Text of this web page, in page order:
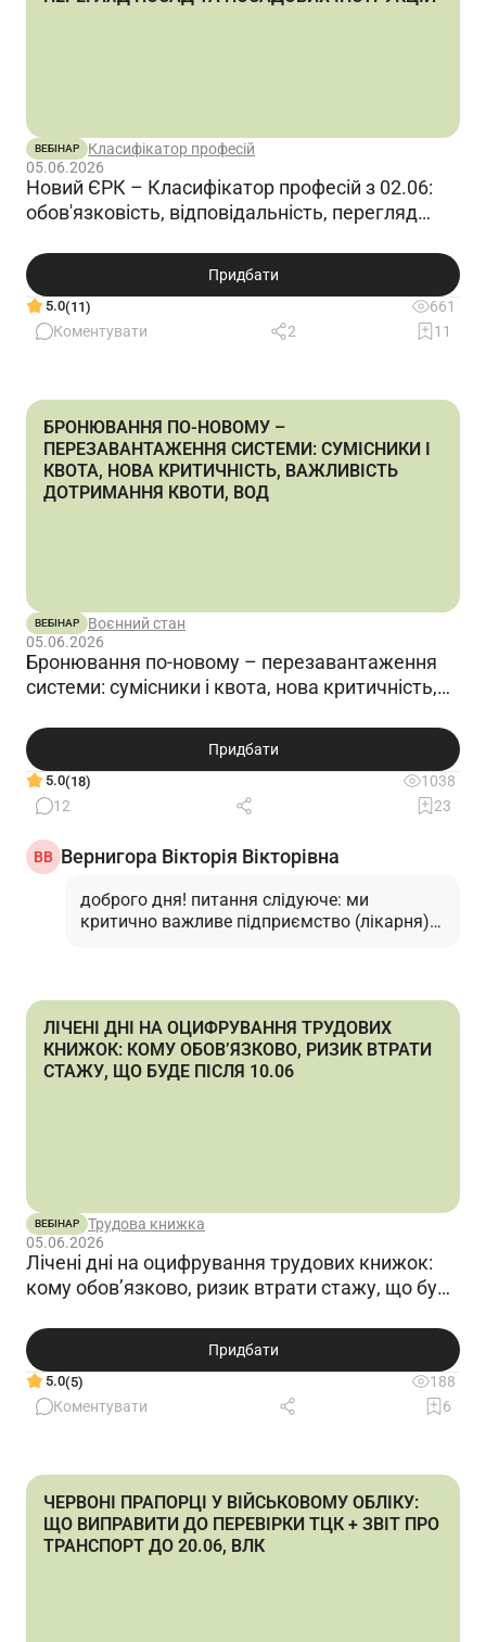
ВЕБІНАР
Класифікатор професій
05.06.2026
Новий ЄРК – Класифікатор професій з 02.06:
обов'язковість, відповідальність, перегляд
Придбати
5.0(11)
661
Коментувати
2 11
БРОНЮВАННЯ ПО-НОВОМУ –
ПЕРЕЗАВАНТАЖЕННЯ СИСТЕМИ: СУМІСНИКИ І
КВОТА, НОВА КРИТИЧНІСТЬ, ВАЖЛИВІСТЬ
ДОТРИМАННЯ КВОТИ, ВОД
ВЕБІНАР
Воєнний стан
05.06.2026
Бронювання по-новому – перезавантаження
системи: сумісники і квота, нова критичність,
Придбати
5.0(18)
1038
12
23
ВВ Вернигора Вікторія Вікторівна
доброго дня! питання слідуюче: ми
критично важливе підприємство (лікарня)
перевищення тут ліміту. Лікарі бронюються
100% як рахувати цих два
працівника?… Читати відповідь
ЛІЧЕНІ ДНІ НА ОЦИФРУВАННЯ ТРУДОВИХ
КНИЖОК: КОМУ ОБОВ’ЯЗКОВО, РИЗИК ВТРАТИ
СТАЖУ, ЩО БУДЕ ПІСЛЯ 10.06
ВЕБІНАР
Трудова книжка
05.06.2026
Лічені дні на оцифрування трудових книжок:
кому обов’язково, ризик втрати стажу, що буде
Придбати
5.0(5)
188
Коментувати
6
ЧЕРВОНІ ПРАПОРЦІ У ВІЙСЬКОВОМУ ОБЛІКУ:
ЩО ВИПРАВИТИ ДО ПЕРЕВІРКИ ТЦК + ЗВІТ ПРО
ТРАНСПОРТ ДО 20.06, ВЛК